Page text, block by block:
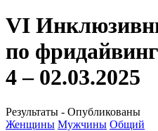
VI
по
4 – 02.03.2025
Результаты - Опубликованы
Женщины Мужчины Общий